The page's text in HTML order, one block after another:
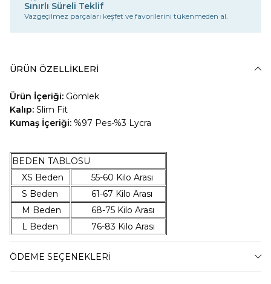
Sınırlı Süreli Teklif
Vazgeçilmez parçaları keşfet ve favorilerini tükenmeden al.
ÜRÜN ÖZELLIKLERI
Ürün İçeriği: Gömlek
Kalıp: Slim Fit
Kumaş İçeriği: %97 Pes-%3 Lycra
BEDEN TABLOSU
XS Beden
55-60 Kilo Arası
S Beden
61-67 Kilo Arası
M Beden
68-75 Kilo Arası
L Beden
76-83 Kilo Arası
XXL Beden 93-100 Kilo Arası
ÖDEME SEÇENEKLERI